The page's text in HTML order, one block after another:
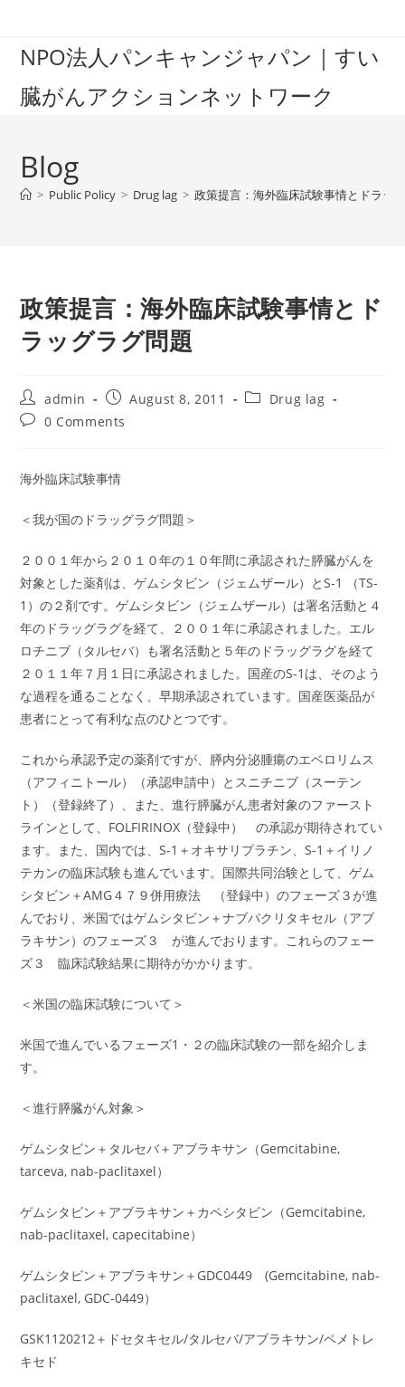
contentNPO法人パンキャンジャパン｜すい
臓がんアクションネットワーク
Blog
> Public Policy > Drug lag > 政策提言：海外臨床試験事情とドラッ
政策提言：海外臨床試験事情とド
ラッグラグ問題
Post
author:
admin
Post
published:
August 8, 2011
PostDrug lag
Post0 Comments
海外臨床試験事情
＜我が国のドラッグラグ問題＞
２００１年から２０１０年の１０年間に承認された膵臓がんを
対象とした薬剤は、ゲムシタビン（ジェムザール）とS-1 （TS-
1）の２剤です。ゲムシタビン（ジェムザール）は署名活動と４
年のドラッグラグを経て、２００１年に承認されました。エル
ロチニブ（タルセバ）も署名活動と５年のドラッグラグを経て
２０１１年７月１日に承認されました。国産のS-1は、そのよう
な過程を通ることなく、早期承認されています。国産医薬品が
患者にとって有利な点のひとつです。
これから承認予定の薬剤ですが、膵内分泌腫瘍のエベロリムス
（アフィニトール）（承認申請中）とスニチニブ（スーテン
ト）（登録終了）、また、進行膵臓がん患者対象のファースト
ラインとして、FOLFIRINOX（登録中） の承認が期待されてい
ます。また、国内では、S-1＋オキサリプラチン、S-1＋イリノ
テカンの臨床試験も進んでいます。国際共同治験として、ゲム
シタビン＋AMG４７９併用療法 （登録中）のフェーズ３が進
んでおり、米国ではゲムシタビン＋ナブパクリタキセル（アブ
ラキサン）のフェーズ３ が進んでおります。これらのフェー
ズ３ 臨床試験結果に期待がかかります。
＜米国の臨床試験について＞
米国で進んでいるフェーズ1・２の臨床試験の一部を紹介しま
す。
＜進行膵臓がん対象＞
ゲムシタビン＋タルセバ＋アブラキサン（Gemcitabine,
tarceva, nab-paclitaxel）
ゲムシタビン＋アブラキサン＋カペシタビン（Gemcitabine,
nab-paclitaxel, capecitabine）
ゲムシタビン＋アブラキサン＋GDC0449 (Gemcitabine, nab-
paclitaxel, GDC-0449）
GSK1120212＋ドセタキセル/タルセバ/アブラキサン/ペメトレ
キセド